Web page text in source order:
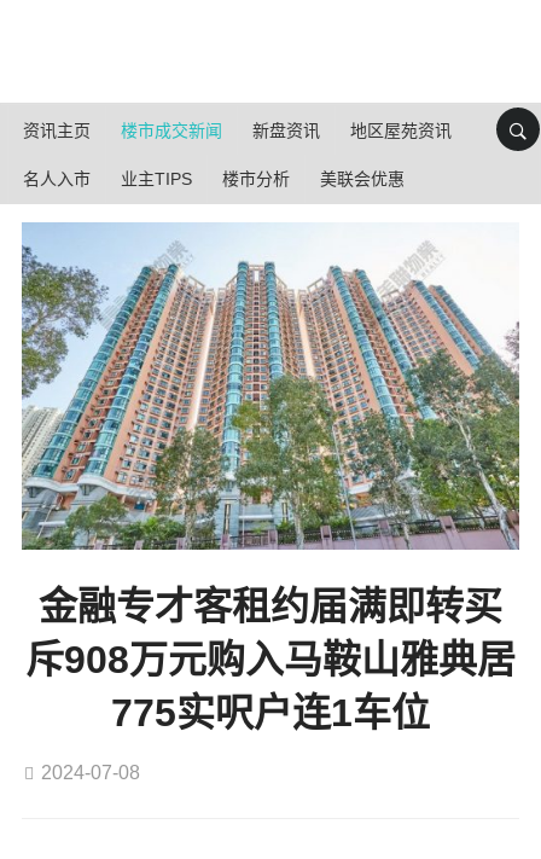
资讯主页 楼市成交新闻 新盘资讯 地区屋苑资讯
名人入市 业主TIPS 楼市分析 美联会优惠
金融专才客租约届满即转买
斥908万元购入马鞍山雅典居
775实呎户连1车位
2024-07-08